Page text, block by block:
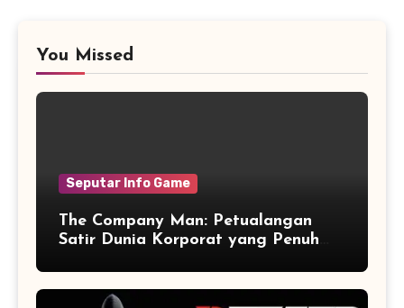
You Missed
Seputar Info Game
The Company Man: Petualangan
Satir Dunia Korporat yang Penuh